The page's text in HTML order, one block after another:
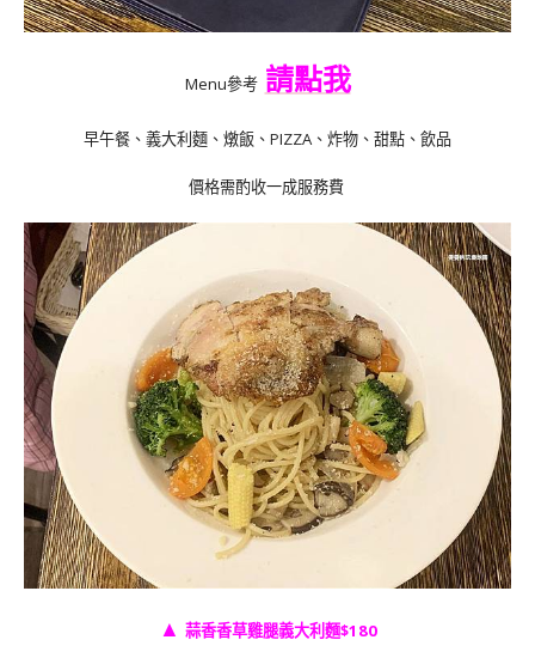
Menu參考 請點我
早午餐 、 義大利麵 、 燉飯 、 PIZZA 、 炸物 、 甜點 、 飲品
價格需酌收一成服務費
▲ 蒜香香草雞腿義大利麵$180